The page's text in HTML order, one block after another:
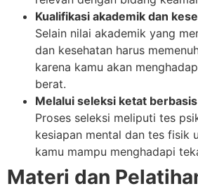
Kualifikasi akademik dan
Selain nilai akademik yang
dan kesehatan harus
karena kamu akan
berat.
Melalui seleksi ketat
Proses seleksi meliputi tes
kesiapan mental dan tes fisik
kamu mampu menghadapi
Materi dan